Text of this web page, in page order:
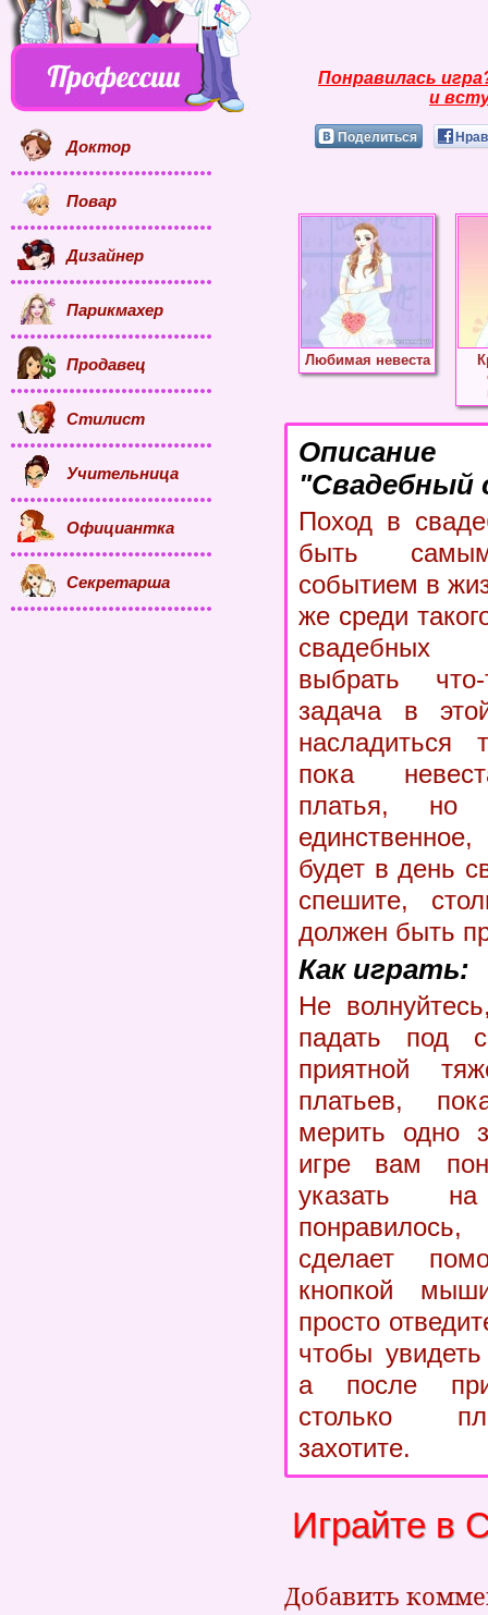
Понравилась
и
Поделиться
Любимая невеста
"Свадебный
Поход в
быть
событием в
же среди
свадебных
выбрать
задача в
насладиться
пока
платья,
будет в день
спешите,
должен быть
Как играть:
Не
падать под
приятной
платьев,
мерить одно
игре вам
указать
сделает
кнопкой
просто
чтобы
а после
столько
захотите.
Играйте в
Добавить
Доктор
Повар
Дизайнер
Парикмахер
Продавец
Стилист
Учительница
Официантка
Секретарша